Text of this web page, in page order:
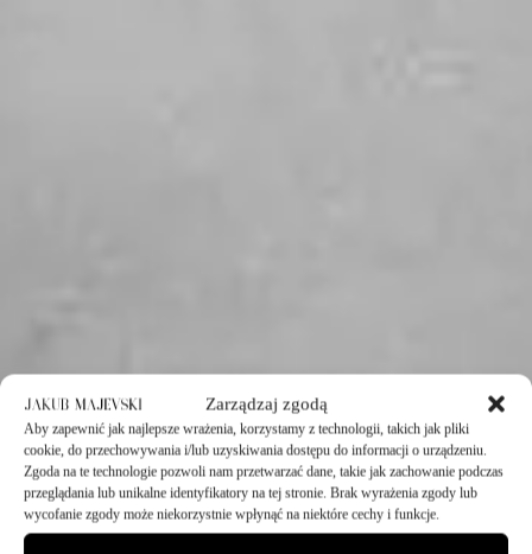
Zarządzaj zgodą
Aby zapewnić jak najlepsze wrażenia, korzystamy z technologii, takich jak pliki
cookie, do przechowywania i/lub uzyskiwania dostępu do informacji o urządzeniu.
Zgoda na te technologie pozwoli nam przetwarzać dane, takie jak zachowanie podczas
przeglądania lub unikalne identyfikatory na tej stronie. Brak wyrażenia zgody lub
wycofanie zgody może niekorzystnie wpłynąć na niektóre cechy i funkcje.